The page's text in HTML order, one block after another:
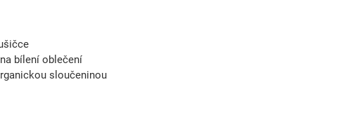
bílení oblečení
sloučeninou